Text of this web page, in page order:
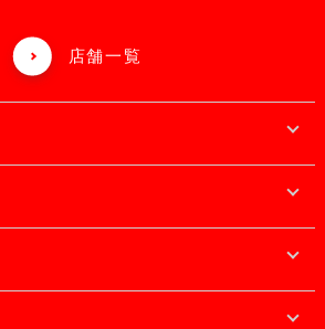
店舗一覧